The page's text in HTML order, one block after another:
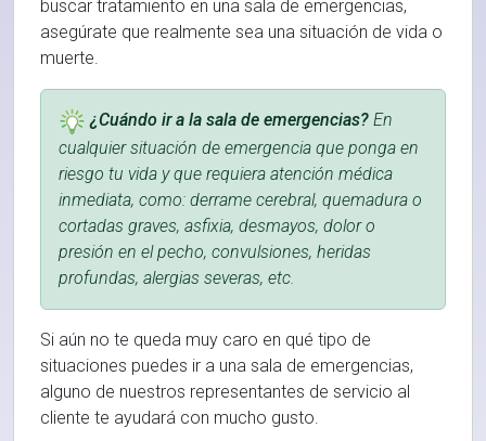
buscar tratamiento en una sala de emergencias,
asegúrate que realmente sea una situación de vida o
muerte.
¿Cuándo ir a la sala de emergencias? En
cualquier situación de emergencia que ponga en
riesgo tu vida y que requiera atención médica
inmediata, como: derrame cerebral, quemadura o
cortadas graves, asfixia, desmayos, dolor o
presión en el pecho, convulsiones, heridas
profundas, alergias severas, etc.
Si aún no te queda muy caro en qué tipo de
situaciones puedes ir a una sala de emergencias,
alguno de nuestros representantes de servicio al
cliente te ayudará con mucho gusto.